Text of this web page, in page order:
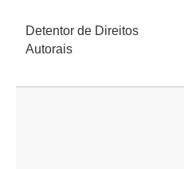
Detentor de Direitos
Autorais